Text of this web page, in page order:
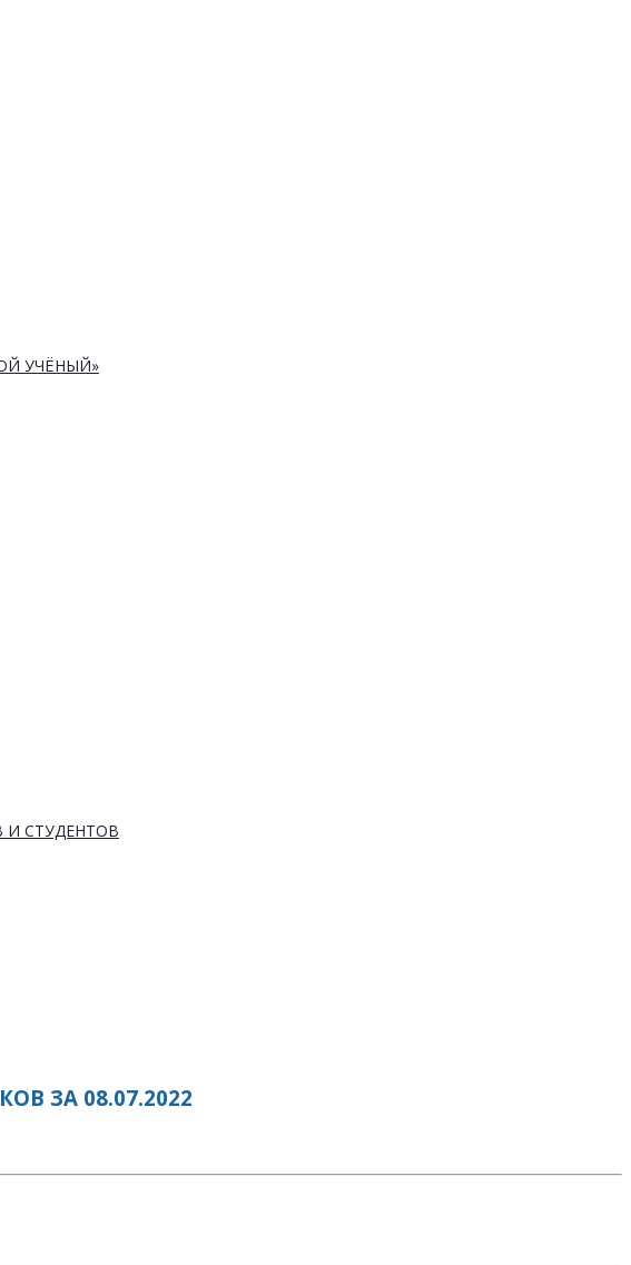
УЧЁНЫЙ»
СТУДЕНТОВ
ЗА 08.07.2022